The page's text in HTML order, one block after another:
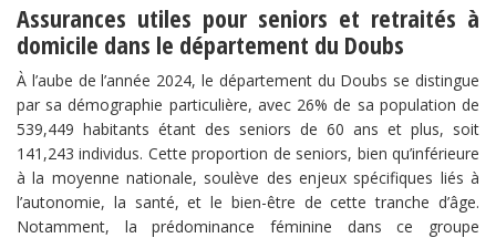
Assurances utiles pour seniors et retraités à
domicile dans le département du Doubs
À l’aube de l’année 2024, le département du Doubs se distingue
par sa démographie particulière, avec 26% de sa population de
539,449 habitants étant des seniors de 60 ans et plus, soit
141,243 individus. Cette proportion de seniors, bien qu’inférieure
à la moyenne nationale, soulève des enjeux spécifiques liés à
l’autonomie, la santé, et le bien-être de cette tranche d’âge.
Notamment, la prédominance féminine dans ce groupe